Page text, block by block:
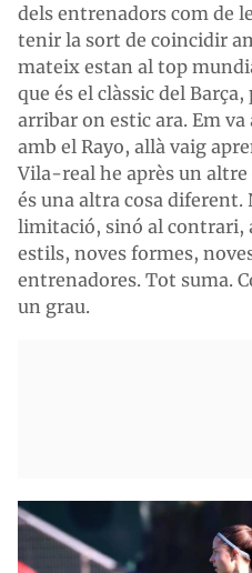
dels entrenadors com de
tenir la sort de coincidir
mateix estan al top
que és el clàssic del
arribar on estic ara. Em
amb el Rayo, allà vaig
Vila-real he après un altre
és una altra cosa diferent.
limitació, sinó al contrari,
estils, noves formes,
entrenadores. Tot suma.
un grau.